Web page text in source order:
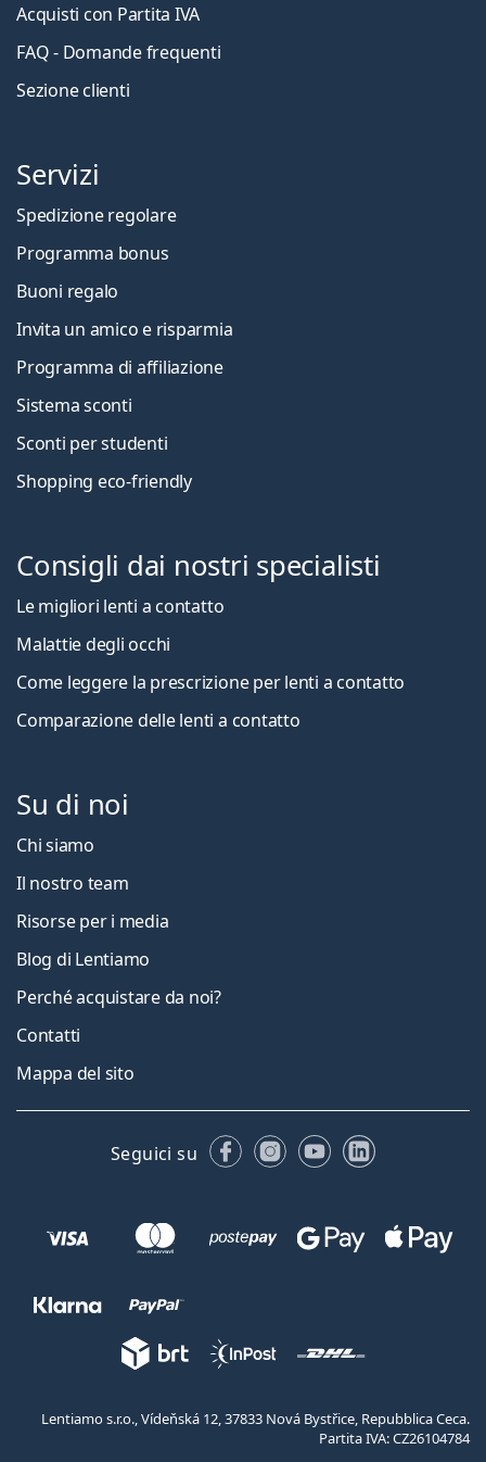
Acquisti con Partita IVA
FAQ - Domande frequenti
Sezione clienti
Servizi
Spedizione regolare
Programma bonus
Buoni regalo
Invita un amico e risparmia
Programma di affiliazione
Sistema sconti
Sconti per studenti
Shopping eco-friendly
Consigli dai nostri specialisti
Le migliori lenti a contatto
Malattie degli occhi
Come leggere la prescrizione per lenti a contatto
Comparazione delle lenti a contatto
Su di noi
Chi siamo
Il nostro team
Risorse per i media
Blog di Lentiamo
Perché acquistare da noi?
Contatti
Mappa del sito
Seguici su FacebookInstagram
YouTubeLinkedIn
Lentiamo s.r.o., Vídeňská 12, 37833 Nová Bystřice, Repubblica Ceca.
Partita IVA: CZ26104784